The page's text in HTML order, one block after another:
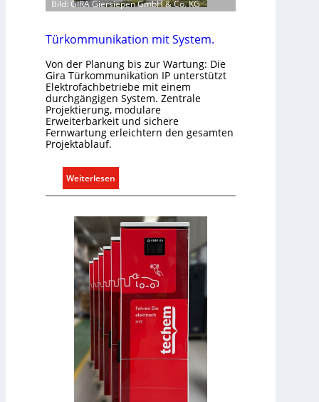
m
b
d
a
r
f
s
g
r
c
h
e
a
u
Bild: GIRA Giersiepen GmbH & Co. KG
Türkommunikation mit System.
Von der Planung bis zur Wartung: Die
Gira Türkommunikation IP unterstützt
Elektrofachbetriebe mit einem
durchgängigen System. Zentrale
Projektierung, modulare
Erweiterbarkeit und sichere
Fernwartung erleichtern den gesamten
Projektablauf.
Weiterlesen
T
k
m
u
k